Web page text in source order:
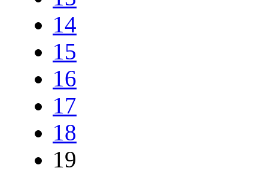
14
15
16
17
18
19